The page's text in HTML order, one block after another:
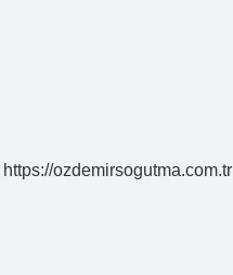
https://ozdemirsogutma.com.tr